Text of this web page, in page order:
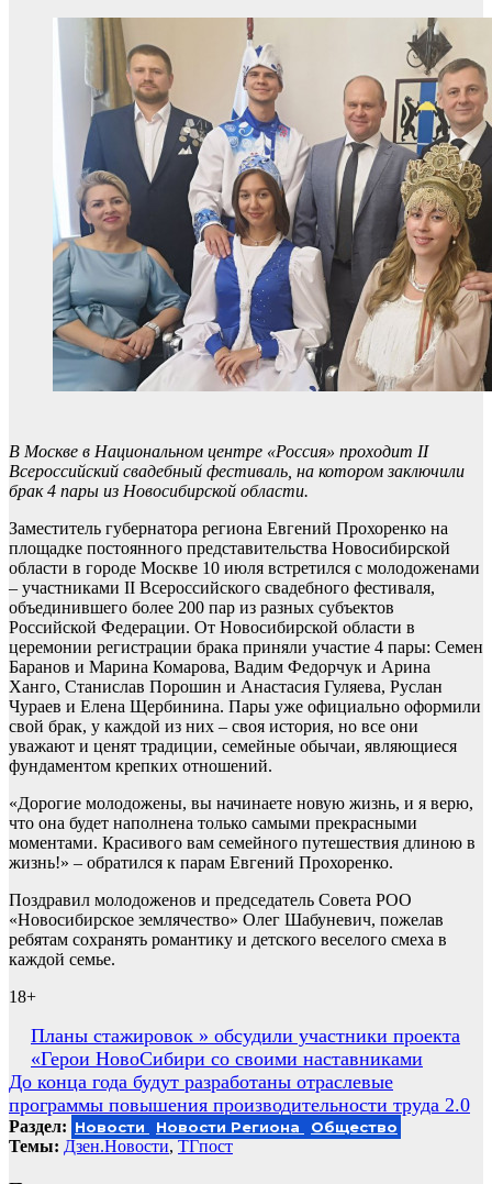
В Москве в Национальном центре «Россия» проходит II
Всероссийский свадебный фестиваль, на котором заключили
брак 4 пары из Новосибирской области.
Заместитель губернатора региона Евгений Прохоренко на
площадке постоянного представительства Новосибирской
области в городе Москве 10 июля встретился с молодоженами
– участниками II Всероссийского свадебного фестиваля,
объединившего более 200 пар из разных субъектов
Российской Федерации. От Новосибирской области в
церемонии регистрации брака приняли участие 4 пары: Семен
Баранов и Марина Комарова, Вадим Федорчук и Арина
Ханго, Станислав Порошин и Анастасия Гуляева, Руслан
Чураев и Елена Щербинина. Пары уже официально оформили
свой брак, у каждой из них – своя история, но все они
уважают и ценят традиции, семейные обычаи, являющиеся
фундаментом крепких отношений.
«Дорогие молодожены, вы начинаете новую жизнь, и я верю,
что она будет наполнена только самыми прекрасными
моментами. Красивого вам семейного путешествия длиною в
жизнь!» – обратился к парам Евгений Прохоренко.
Поздравил молодоженов и председатель Совета РОО
«Новосибирское землячество» Олег Шабуневич, пожелав
ребятам сохранять романтику и детского веселого смеха в
каждой семье.
18+
Навигация
по
записям
Планы стажировок » обсудили участники проекта
«Герои НовоСибири со своими наставниками
До конца года будут разработаны отраслевые
программы повышения производительности труда 2.0
Раздел: Новости Новости Региона Общество
Темы: Дзен.Новости, ТГпост